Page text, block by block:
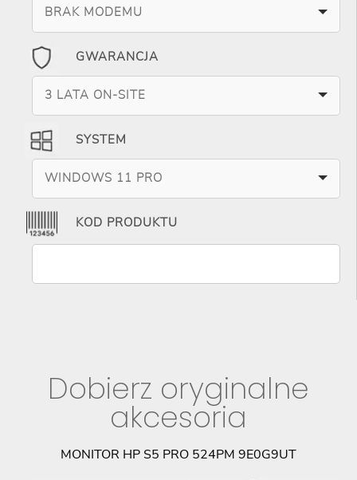
BRAK MODEMU
GWARANCJA
3 LATA ON-SITE
SYSTEM
WINDOWS 11 PRO
KOD PRODUKTU
Dobierz oryginalne
akcesoria
MONITOR HP S5 PRO 524PM 9E0G9UT